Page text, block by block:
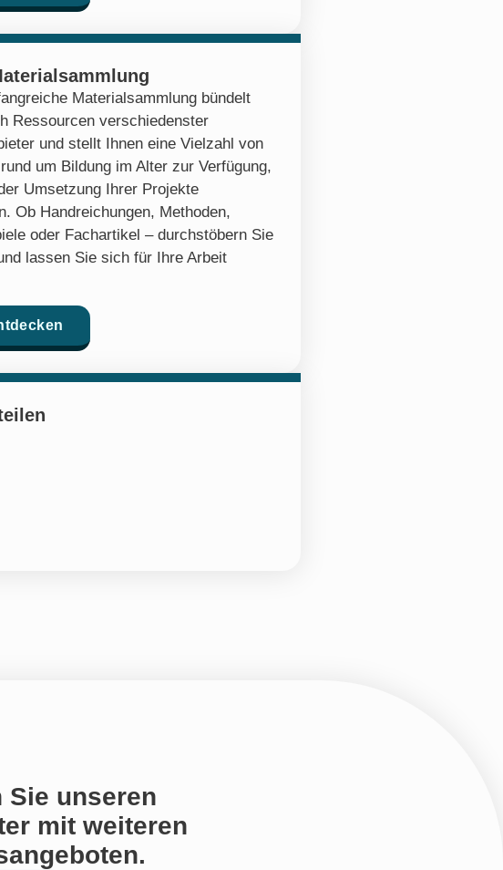
Materialsammlung bündelt
Ressourcen verschiedenster
und stellt Ihnen eine Vielzahl von
um Bildung im Alter zur Verfügung,
Umsetzung Ihrer Projekte
Ob Handreichungen, Methoden,
oder Fachartikel – durchstöbern Sie
lassen Sie sich für Ihre Arbeit
Sie unseren
mit weiteren